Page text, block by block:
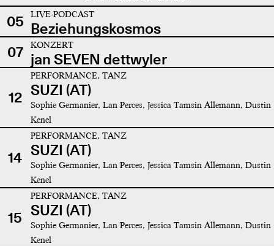
05 LIVE-PODCAST
Beziehungskosmos
07
KONZERT
jan SEVEN dettwyler
12
PERFORMANCE, TANZ
SUZI (AT)
Sophie Germanier, Lan Perces, Jessica Tamsin Allemann, Dustin
Kenel
14
PERFORMANCE, TANZ
SUZI (AT)
Sophie Germanier, Lan Perces, Jessica Tamsin Allemann, Dustin
Kenel
15
PERFORMANCE, TANZ
SUZI (AT)
Sophie Germanier, Lan Perces, Jessica Tamsin Allemann, Dustin
Kenel